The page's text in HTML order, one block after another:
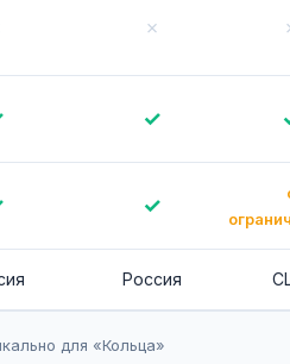
✗
✓
✓
Россия
для «Кольца»